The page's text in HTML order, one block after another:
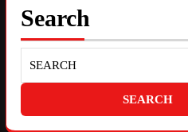
Search